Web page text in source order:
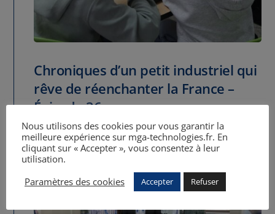
Chroniques d’un petit industriel qui
rêve de réenchanter la France –
Épisode 36
11 Oct 2025
Nous utilisons des cookies pour vous garantir la
meilleure expérience sur mga-technologies.fr. En
cliquant sur « Accepter », vous consentez à leur
utilisation.
Paramètres des cookies
Accepter Refuser